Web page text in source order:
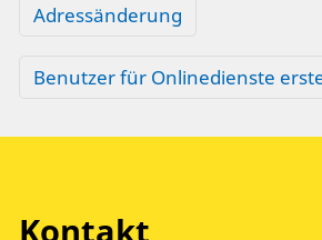
Adressänderung
Benutzer für Onlinedienste
Kontakt